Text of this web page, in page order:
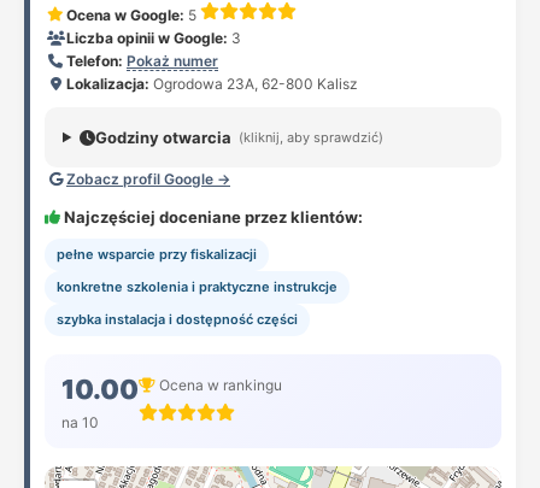
Ocena w Google: 5
Liczba opinii w Google: 3
Telefon: Pokaż numer
Lokalizacja: Ogrodowa 23A, 62-800 Kalisz
Godziny otwarcia (kliknij, aby sprawdzić)
Zobacz profil Google →
Najczęściej doceniane przez klientów:
pełne wsparcie przy fiskalizacji
konkretne szkolenia i praktyczne instrukcje
szybka instalacja i dostępność części
10.00
na 10
Ocena w rankingu